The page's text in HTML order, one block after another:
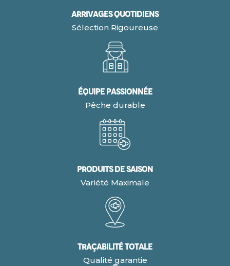
Arrivages quotidiens
Sélection Rigoureuse
Équipe Passionnée
Pêche durable
Produits de Saison
Variété Maximale
Traçabilité Totale
Qualité garantie